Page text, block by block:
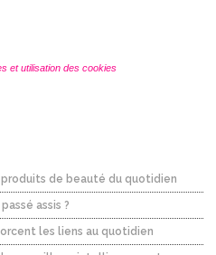
et utilisation des cookies
de beauté du quotidien
assis ?
les liens au quotidien